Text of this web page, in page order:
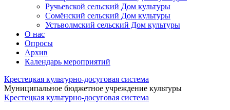
Ручьевской сельский Дом культуры
Сомёнский сельский Дом культуры
Устьволмский сельский Дом культуры
О нас
Опросы
Архив
Календарь мероприятий
Крестецкая культурно-досуговая система
Муниципальное бюджетное учреждение культуры
Крестецкая культурно-досуговая система